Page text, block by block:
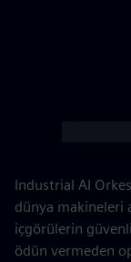
Industrial AI
dünya makineleri
içgörülerin
ödün vermeden